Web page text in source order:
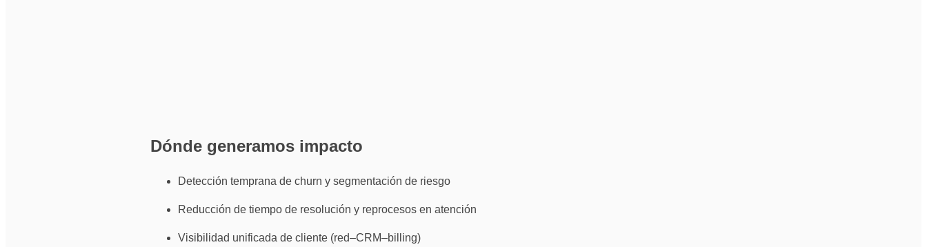
Dónde generamos impacto
Detección temprana de churn y segmentación de riesgo
Reducción de tiempo de resolución y reprocesos en atención
Visibilidad unificada de cliente (red–CRM–billing)